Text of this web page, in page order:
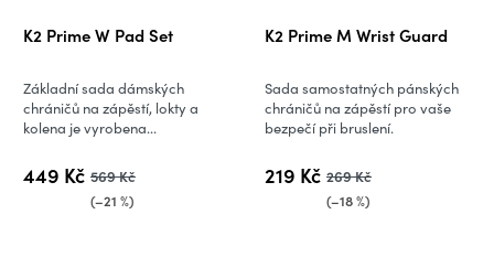
K2 Prime W Pad Set
449 Kč 569 Kč
(–21 %)
Základní sada dámských
chráničů na zápěstí, lokty a
kolena je vyrobena...
K2 Prime M Wrist Guard
219 Kč 269 Kč
(–18 %)
Sada samostatných pánských
chráničů na zápěstí pro vaše
bezpečí při bruslení.